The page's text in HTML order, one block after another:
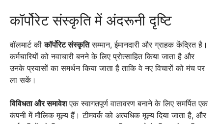
कॉर्पोरेट संस्कृति में अंदरूनी दृष्टि
वॉलमार्ट कीकॉर्पोरेट संस्कृतिसम्मान, ईमानदारी और ग्राहक केंद्रित है।
कर्मचारियों को नवाचारी बनने के लिए प्रोत्साहित किया जाता है और
उनके प्रयासों का समर्थन किया जाता है ताकि वे नए विचारों को मंच पर
ला सकें।
विविधता और समावेशएक स्वागतपूर्ण वातावरण बनाने के लिए समर्पित एक
कंपनी में मौलिक मूल्य हैं। टीमवर्क को अत्यधिक मूल्य दिया जाता है, और